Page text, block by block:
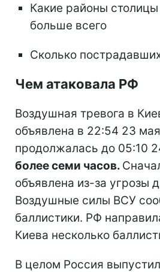
Какие районы
больше всего
Сколько
Чем атаковала РФ
Воздушная тревога в
объявлена в 22:54 23
продолжалась до 05:10
более семи часов.
объявлена из-за угрозы
Воздушные силы ВСУ
баллистики. РФ
Киева несколько
В целом Россия